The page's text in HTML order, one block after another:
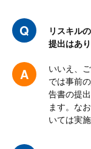
リスキル
提出はあ
いいえ、
では事前
告書の提
ます。な
いては実